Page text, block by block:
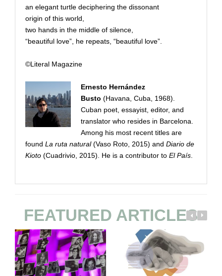
an elegant turtle deciphering the dissonant
origin of this world,
two hands in the middle of silence,
“beautiful love”, he repeats, “beautiful love”.
©Literal Magazine
Ernesto Hernández
Busto (Havana, Cuba, 1968).
Cuban poet, essayist, editor, and
translator who resides in Barcelona.
Among his most recent titles are
found La ruta natural(Vaso Roto, 2015) and Diario de
Kioto(Cuadrivio, 2015). He is a contributor to El País.
FEATURED ARTICLES